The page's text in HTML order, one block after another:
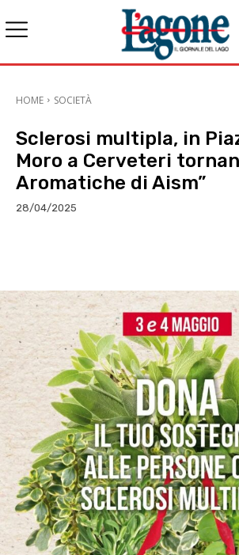
HOME SOCIETÀ
Sclerosi multipla, in
Moro a Cerveteri
Aromatiche di Aism”
28/04/2025